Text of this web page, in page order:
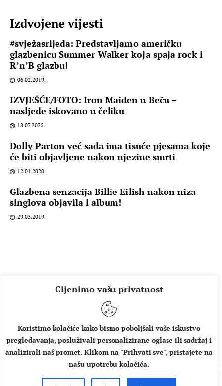
Cijenimo vašu privatnost
Koristimo kolačiće kako bismo poboljšali vaše iskustvo
pregledavanja, posluživali personalizirane oglase ili sadržaj i
analizirali naš promet. Klikom na "Prihvati sve", pristajete na
našu upotrebu kolačića.
Izdvojene vijesti
#svježasrijeda: Predstavljamo američku
glazbenicu Summer Walker koja spaja rock i
R’n’B glazbu!
06.02.2019.
IZVJEŠĆE/FOTO: Iron Maiden u Beču –
nasljeđe iskovano u čeliku
18.07.2025.
Dolly Parton već sada ima tisuće pjesama koje
će biti objavljene nakon njezine smrti
12.01.2020.
Glazbena senzacija Billie Eilish nakon niza
singlova objavila i album!
29.03.2019.
O NAMA IMPRESSUM UVJETI KORIŠTENJA